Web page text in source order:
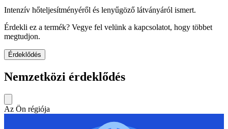
Intenzív hőteljesítményéről és lenyűgöző látványáról ismert.
Érdekli ez a termék? Vegye fel velünk a kapcsolatot, hogy többet
megtudjon.
Érdeklődés
Nemzetközi érdeklődés
Az Ön régiója